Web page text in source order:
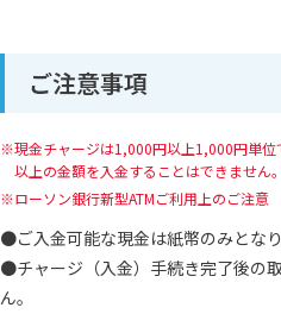
ご注意事項
現金チャージは1,000円以上1,000円単位
以上の金額を入金することはできません。
ローソン銀行新型ATMご利用上のご注意
●ご入金可能な現金は紙幣のみとなり
●チャージ（入金）手続き完了後の
ん。